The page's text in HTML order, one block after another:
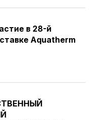
в 28-й
Aquatherm